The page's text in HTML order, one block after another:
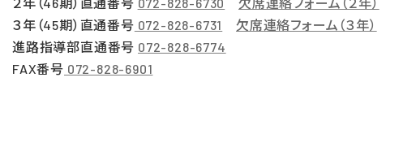
３年（45期）直通番号 072-828-6731
欠席連絡フォーム（３年）
進路指導部直通番号 072-828-6774
FAX番号 072-828-6901